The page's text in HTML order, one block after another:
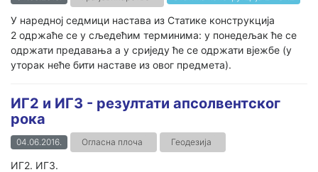
У наредној седмици настава из Статике конструкција
2 одржаће се у сљедећим терминима: у понедељак ће се
одржати предавања а у сриједу ће се одржати вјежбе (у
уторак неће бити наставе из овог предмета).
ИГ2 и ИГ3 - резултати апсолвентског
рока
04.06.2016. Огласна плоча Геодезија
ИГ2. ИГ3.